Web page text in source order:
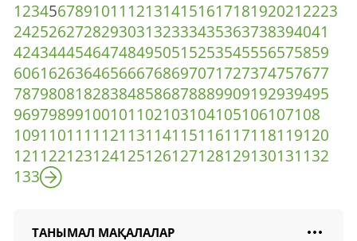
1234567891011 121314151617181920212223
242526272829303132333435363738394041
424344454647484950515253545556575859
606162636465666768697071727374757677
787980818283848586878889909192939495
96979899100101 102103104105106107108
109110111 112113114115116117118119120
121 122123124125126127128129130131 132
133
ТАНЫМАЛ МАҚАЛАЛАР